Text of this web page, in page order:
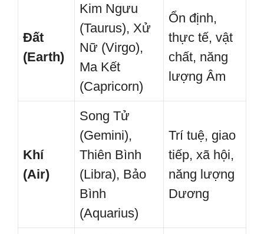
Đất
(Earth)
Kim Ngưu
(Taurus), Xử
Nữ (Virgo),
Ma Kết
(Capricorn)
Ổn định,
thực tế, vật
chất, năng
lượng Âm
Khí
(Air)
Song Tử
(Gemini),
Thiên Bình
(Libra), Bảo
Bình
(Aquarius)
Trí tuệ, giao
tiếp, xã hội,
năng lượng
Dương